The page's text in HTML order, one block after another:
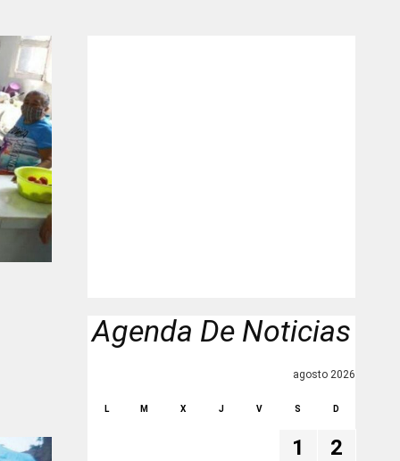
Agenda De Noticias
agosto 2026
L M X J V S D
1
2